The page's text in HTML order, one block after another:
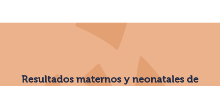
Resultados maternos y neonatales de